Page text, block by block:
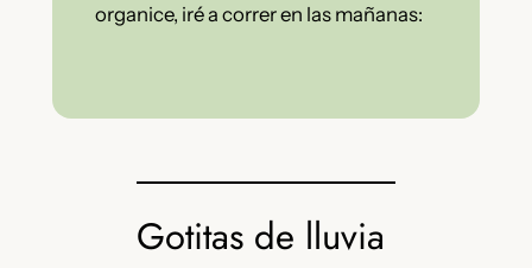
organice, iré a correr en las mañanas:
Gotitas de lluvia